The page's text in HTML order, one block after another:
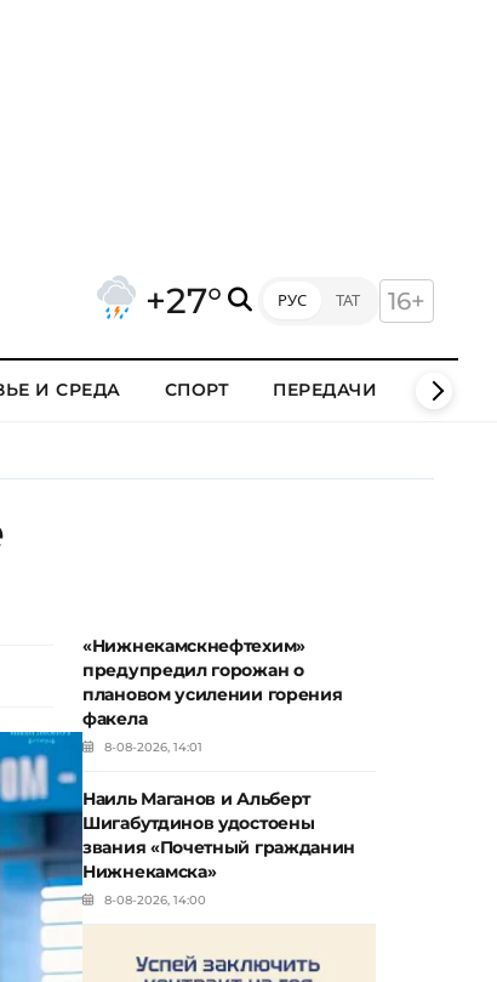
+27° РУС ТАТ 16+
И СРЕДА СПОРТ ПЕРЕДАЧИ КЛИПЫ
«Нижнекамскнефтехим»
предупредил горожан о
плановом усилении горения
факела
8-08-2026, 14:01
Наиль Маганов и Альберт
Шигабутдинов удостоены
звания «Почетный гражданин
Нижнекамска»
8-08-2026, 14:00